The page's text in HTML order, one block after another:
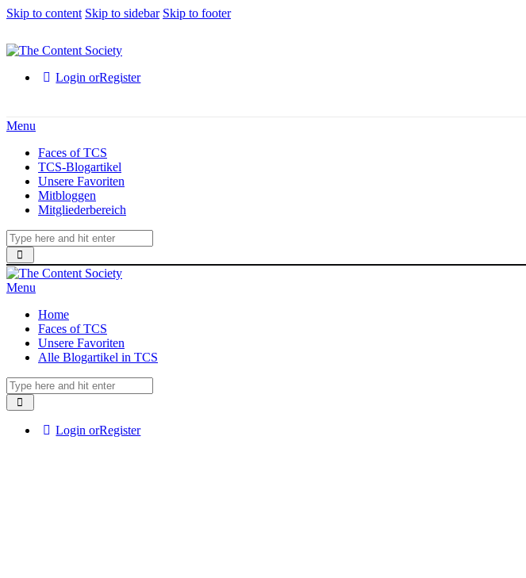
Skip to content Skip to sidebar Skip to footer
Login orRegister
Menu
Faces of TCS
TCS-Blogartikel
Unsere Favoriten
Mitbloggen
Mitgliederbereich
Menu
Home
Faces of TCS
Unsere Favoriten
Alle Blogartikel in TCS
Login orRegister